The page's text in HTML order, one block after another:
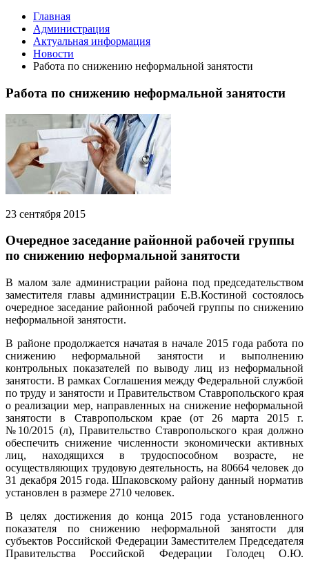
Главная
Администрация
Актуальная информация
Новости
Работа по снижению неформальной занятости
Работа по снижению неформальной занятости
23 сентября 2015
Очередное заседание районной рабочей группы
по снижению неформальной занятости
В малом зале администрации района под председательством
заместителя главы администрации Е.В.Костиной состоялось
очередное заседание районной рабочей группы по снижению
неформальной занятости.
В районе продолжается начатая в начале 2015 года работа по
снижению неформальной занятости и выполнению
контрольных показателей по выводу лиц из неформальной
занятости. В рамках Соглашения между Федеральной службой
по труду и занятости и Правительством Ставропольского края
о реализации мер, направленных на снижение неформальной
занятости в Ставропольском крае (от 26 марта 2015 г.
№10/2015 (л), Правительство Ставропольского края должно
обеспечить снижение численности экономически активных
лиц, находящихся в трудоспособном возрасте, не
осуществляющих трудовую деятельность, на 80664 человек до
31 декабря 2015 года. Шпаковскому району данный норматив
установлен в размере 2710 человек.
В целях достижения до конца 2015 года установленного
показателя по снижению неформальной занятости для
субъектов Российской Федерации Заместителем Председателя
Правительства Российской Федерации Голодец О.Ю.